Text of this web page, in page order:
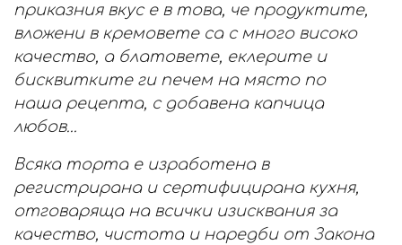
приказния вкус е в това, че продуктите,
вложени в кремовете са с много високо
качество, а блатовете, еклерите и
бисквитките ги печем на място по
наша рецепта, с добавена капчица
любов...
Всяка торта е изработена в
регистрирана и сертифицирана кухня,
отговаряща на всички изисквания за
качество, чистота и наредби от Закона